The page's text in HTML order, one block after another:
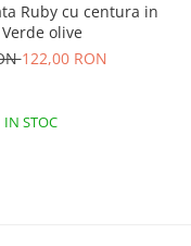
Ruby cu centura in
olive
122,00 RON
IN STOC